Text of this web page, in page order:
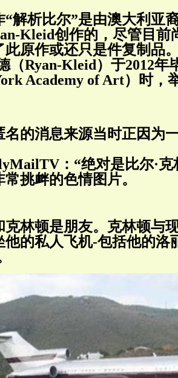
“解析比尔”是由澳大利亚
Kleid创作的，尽管目前
此原作或还只是件复制品
（Ryan-Kleid）于2012年
Academy of Art）时，
名的消息来源当时正因为
：“绝对是比尔·
挑衅的色情图片。
克林顿是朋友。克林顿与
他的私人飞机-包括他的洛